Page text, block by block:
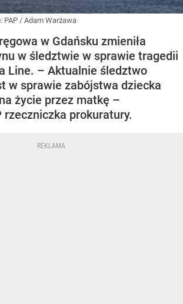
PAP / Adam Warżawa
w Gdańsku zmieniła
w śledztwie w sprawie tragedii
Line. – Aktualnie śledztwo
w sprawie zabójstwa dziecka
życie przez matkę –
rzeczniczka prokuratury.